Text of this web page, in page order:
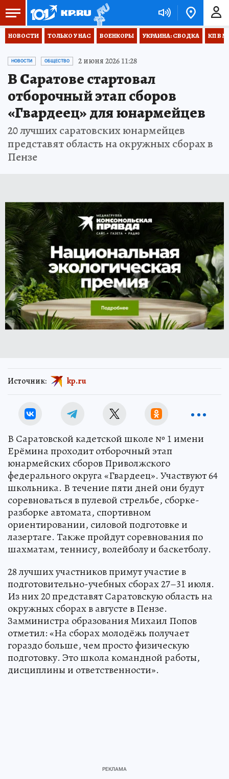
НОВОСТИ ТОЛЬКО У НАС ВОЕНКОРЫ УКРАИНА: СВОДКА КП В
НОВОСТИ ОБЩЕСТВО 2 июня 2026 11:28
В Саратове стартовал
отборочный этап сборов
«Гвардеец» для юнармейцев
20 лучших саратовских юнармейцев
представят область на окружных сборах в
Пензе
Источник: kp.ru
В Саратовской кадетской школе № 1 имени
Ерёмина проходит отборочный этап
юнармейских сборов Приволжского
федерального округа «Гвардеец». Участвуют 64
школьника. В течение пяти дней они будут
соревноваться в пулевой стрельбе, сборке-
разборке автомата, спортивном
ориентировании, силовой подготовке и
лазертаге. Также пройдут соревнования по
шахматам, теннису, волейболу и баскетболу.
28 лучших участников примут участие в
подготовительно-учебных сборах 27–31 июля.
Из них 20 представят Саратовскую область на
окружных сборах в августе в Пензе.
Замминистра образования Михаил Попов
отметил: «На сборах молодёжь получает
гораздо больше, чем просто физическую
подготовку. Это школа командной работы,
дисциплины и ответственности».